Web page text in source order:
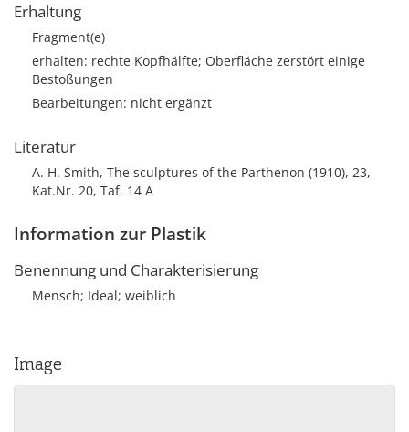
Erhaltung
Fragment(e)
erhalten: rechte Kopfhälfte; Oberfläche zerstört einige
Bestoßungen
Bearbeitungen: nicht ergänzt
Literatur
A. H. Smith, The sculptures of the Parthenon (1910), 23,
Kat.Nr. 20, Taf. 14 A
Information zur Plastik
Benennung und Charakterisierung
Mensch; Ideal; weiblich
Image